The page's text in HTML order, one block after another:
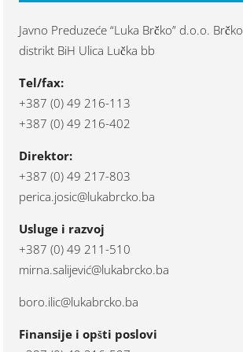
Javno Preduzeće “Luka Brčko” d.o.o. Brčko
distrikt BiH Ulica Lučka bb
Tel/fax:
+387 (0) 49 216-113
+387 (0) 49 216-402
Direktor:
+387 (0) 49 217-803
perica.josic@lukabrcko.ba
Usluge i razvoj
+387 (0) 49 211-510
mirna.salijević@lukabrcko.ba
boro.ilic@lukabrcko.ba
Finansije i opšti poslovi